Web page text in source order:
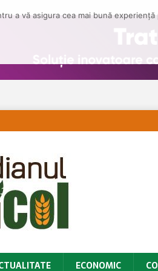
ECONOMIC
a vă asigura cea mai bună